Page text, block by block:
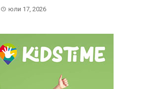
юли 17, 2026